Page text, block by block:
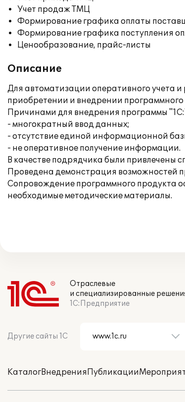
Учет продаж ТМЦ
Формирование графика оплаты
Формирование графика поступления
Ценообразование, прайс-листы
Описание
Для автоматизации оперативного учета
приобретении и внедрении
Причинами для внедрения программы
- многократный ввод данных;
- отсутствие единой информационной
- не оперативное получение информации.
В качестве подрядчика были привлечены
Проведена демонстрация возможностей
Сопровождение программного продукта
необходимые методические материалы.
Отраслевые
и специализированные
1С:Предприятие
Другие сайты 1С
КаталогВнедренияПубликации